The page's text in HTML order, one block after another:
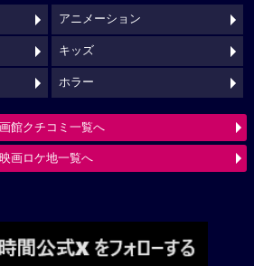
アニメーション
キッズ
ホラー
館クチコミ一覧へ
映画ロケ地一覧へ